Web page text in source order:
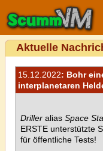
Aktuelle
15.12.2022: Bohr
interplanetaren
Driller alias Space
ERSTE unterstützte
für öffentliche Tests!